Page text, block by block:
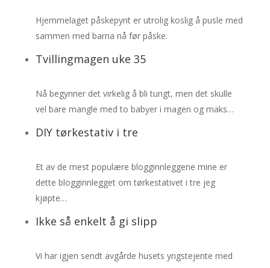
Hjemmelaget påskepynt er utrolig koslig å pusle med
sammen med barna nå før påske.
Tvillingmagen uke 35
Nå begynner det virkelig å bli tungt, men det skulle
vel bare mangle med to babyer i magen og maks…
DIY tørkestativ i tre
Et av de mest populære blogginnleggene mine er
dette blogginnlegget om tørkestativet i tre jeg
kjøpte…
Ikke så enkelt å gi slipp
Vi har igjen sendt avgårde husets yngstejente med